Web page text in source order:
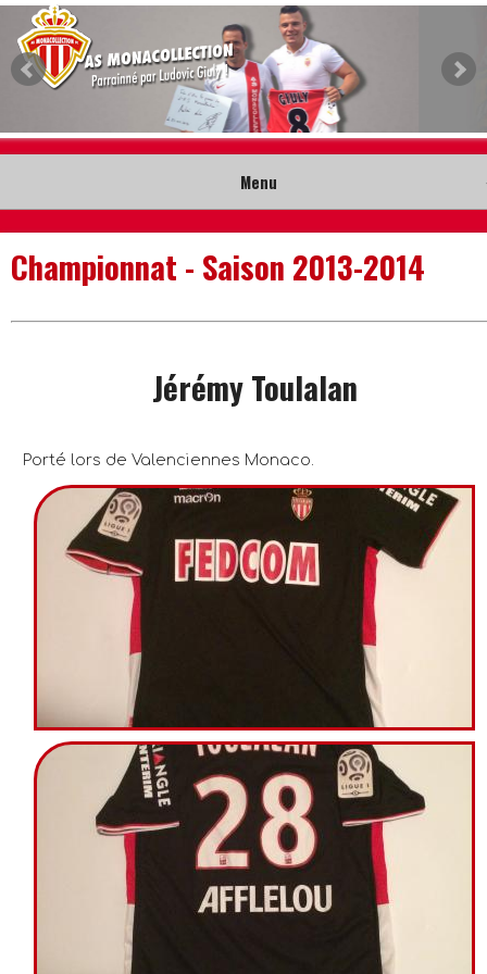
Menu
Accueil
Collection
Contact
Championnat - Saison 2013-2014
Jérémy Toulalan
Porté lors de Valenciennes Monaco.